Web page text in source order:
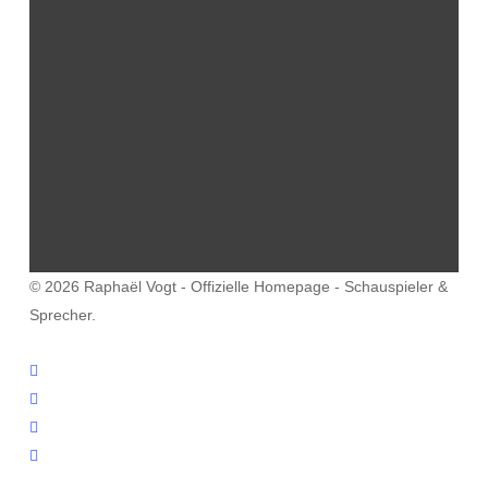
© 2026 Raphaël Vogt - Offizielle Homepage - Schauspieler &
Sprecher.
facebook
youtube
instagram
email